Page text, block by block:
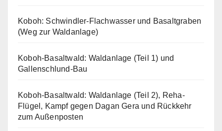
Koboh: Schwindler-Flachwasser und Basaltgraben
(Weg zur Waldanlage)
Koboh-Basaltwald: Waldanlage (Teil 1) und
Gallenschlund-Bau
Koboh-Basaltwald: Waldanlage (Teil 2), Reha-
Flügel, Kampf gegen Dagan Gera und Rückkehr
zum Außenposten